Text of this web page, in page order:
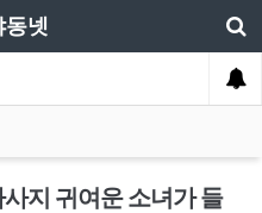
동넷
지 귀여운 소녀가 들